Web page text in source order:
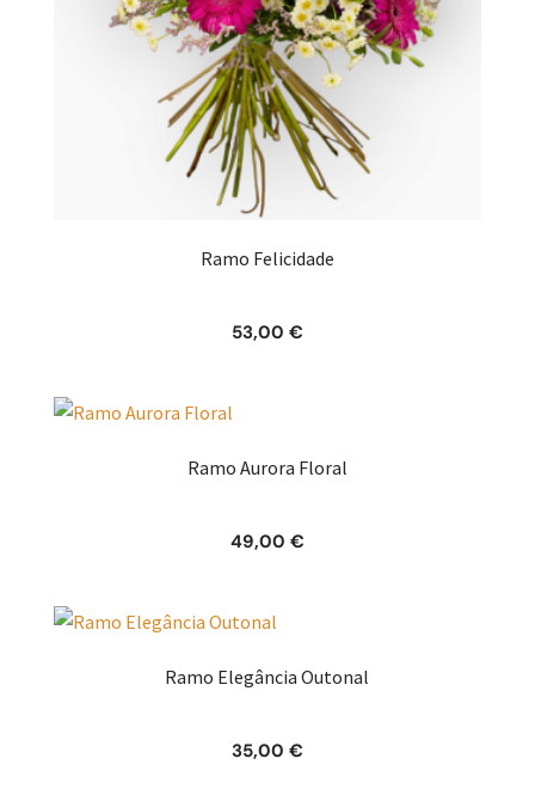
Ramo Felicidade
53,00 €
Ramo Aurora Floral
49,00 €
Ramo Elegância Outonal
35,00 €